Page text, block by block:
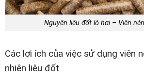
Nguyên liệu đốt lò hơi – Viên
Các lợi ích của việc sử dụng viên
nhiên liệu đốt